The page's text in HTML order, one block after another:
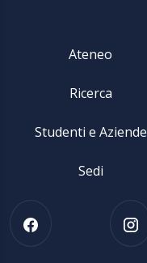
Ateneo
Ricerca
Studenti e Aziende
Sedi